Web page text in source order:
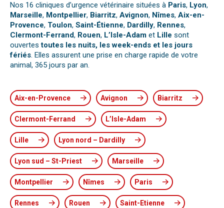
Nos 16 cliniques d’urgence vétérinaire situées à Paris, Lyon,
Marseille, Montpellier, Biarritz, Avignon, Nîmes, Aix-en-
Provence, Toulon, Saint-Étienne, Dardilly, Rennes,
Clermont-Ferrand, Rouen, L’Isle-Adam et Lille sont
ouvertestoutes les nuits, les week-ends et les jours
fériés. Elles assurent une prise en charge rapide de votre
animal, 365 jours par an.
Aix-en-Provence Avignon Biarritz
Clermont-Ferrand L’Isle-Adam
Lille Lyon nord – Dardilly
Lyon sud – St-Priest Marseille
Montpellier Nîmes Paris
Rennes Rouen Saint-Etienne